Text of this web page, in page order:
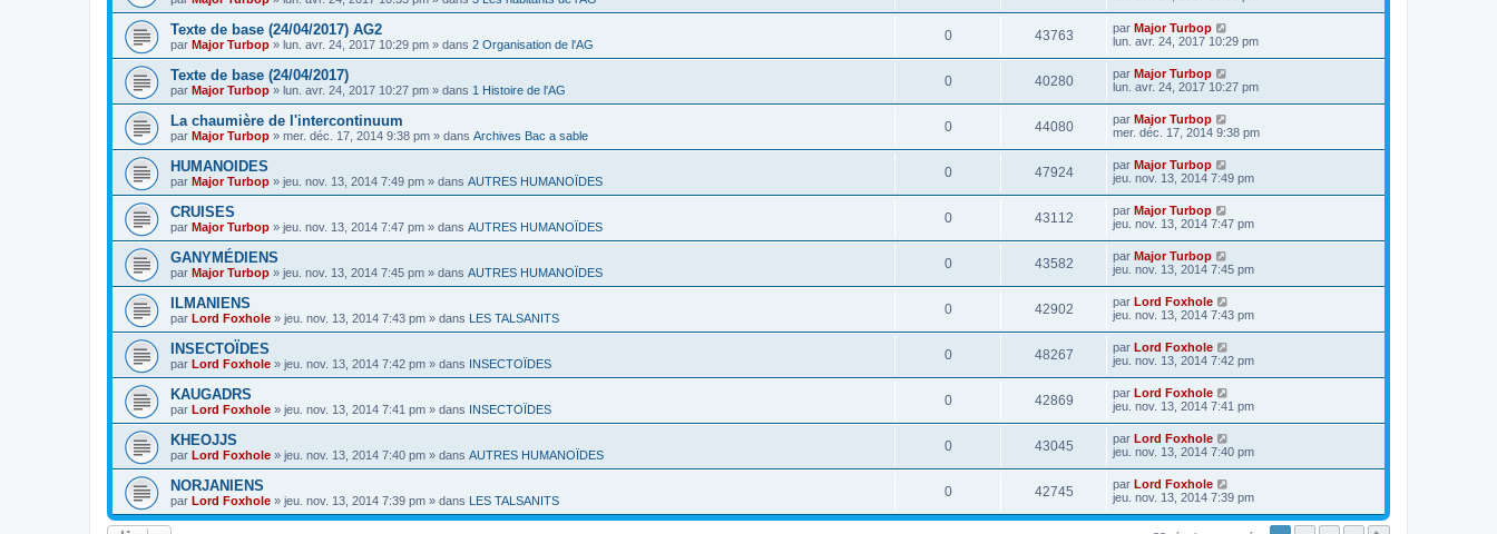
Texte de base (24/04/2017) AG2
par Major Turbop » lun. avr. 24, 2017 10:29 pm » dans 2 Organisation de l'AG
0 43763 par Major Turbop
lun. avr. 24, 2017 10:29 pm
Texte de base (24/04/2017)
par Major Turbop » lun. avr. 24, 2017 10:27 pm » dans 1 Histoire de l'AG
0 40280 par Major Turbop
lun. avr. 24, 2017 10:27 pm
La chaumière de l'intercontinuum
par Major Turbop » mer. déc. 17, 2014 9:38 pm » dans Archives Bac a sable
0 44080 par Major Turbop
mer. déc. 17, 2014 9:38 pm
HUMANOIDES
par Major Turbop » jeu. nov. 13, 2014 7:49 pm » dans AUTRES HUMANOÏDES
0 47924 par Major Turbop
jeu. nov. 13, 2014 7:49 pm
CRUISES
par Major Turbop » jeu. nov. 13, 2014 7:47 pm » dans AUTRES HUMANOÏDES
0 43112 par Major Turbop
jeu. nov. 13, 2014 7:47 pm
GANYMÉDIENS
par Major Turbop » jeu. nov. 13, 2014 7:45 pm » dans AUTRES HUMANOÏDES
0 43582 par Major Turbop
jeu. nov. 13, 2014 7:45 pm
ILMANIENS
par Lord Foxhole » jeu. nov. 13, 2014 7:43 pm » dans LES TALSANITS
0 42902 par Lord Foxhole
jeu. nov. 13, 2014 7:43 pm
INSECTOÏDES
par Lord Foxhole » jeu. nov. 13, 2014 7:42 pm » dans INSECTOÏDES
0 48267 par Lord Foxhole
jeu. nov. 13, 2014 7:42 pm
KAUGADRS
par Lord Foxhole » jeu. nov. 13, 2014 7:41 pm » dans INSECTOÏDES
0 42869 par Lord Foxhole
jeu. nov. 13, 2014 7:41 pm
KHEOJJS
par Lord Foxhole » jeu. nov. 13, 2014 7:40 pm » dans AUTRES HUMANOÏDES
0 43045 par Lord Foxhole
jeu. nov. 13, 2014 7:40 pm
NORJANIENS
par Lord Foxhole » jeu. nov. 13, 2014 7:39 pm » dans LES TALSANITS
0 42745 par Lord Foxhole
jeu. nov. 13, 2014 7:39 pm